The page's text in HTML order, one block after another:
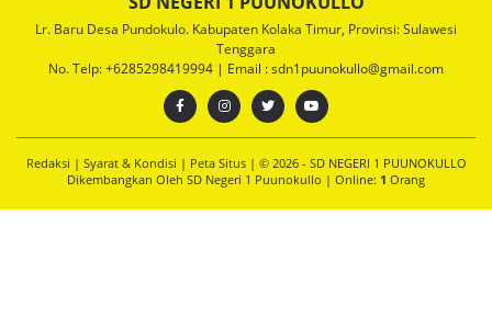
Lr. Baru Desa Pundokulo. Kabupaten Kolaka Timur, Provinsi: Sulawesi
Tenggara
No. Telp: +6285298419994 | Email : sdn1puunokullo@gmail.com
Redaksi | Syarat & Kondisi | Peta Situs | © 2026 - SD NEGERI 1 PUUNOKULLO
Dikembangkan Oleh SD Negeri 1 Puunokullo | Online: 1 Orang